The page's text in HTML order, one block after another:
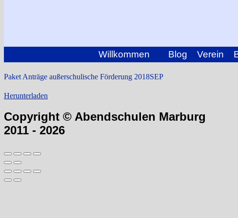
Willkommen Blog Verein
Paket Anträge außerschulische Förderung 2018SEP
Herunterladen
Copyright © Abendschulen Marburg
2011 - 2026